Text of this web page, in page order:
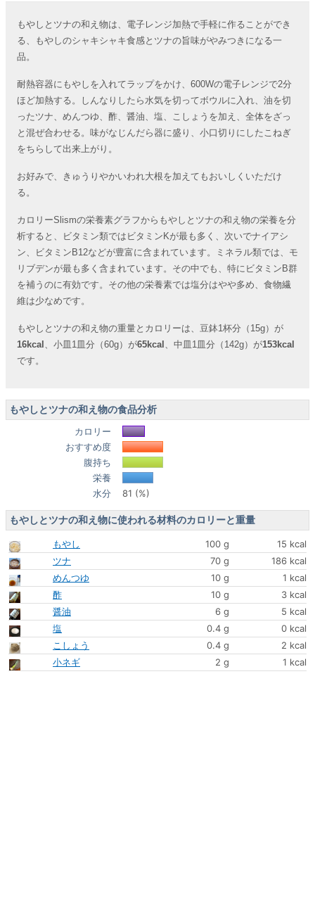
もやしとツナの和え物は、電子レンジ加熱で手軽に作ることができ
る、もやしのシャキシャキ食感とツナの旨味がやみつきになる一
品。
耐熱容器にもやしを入れてラップをかけ、600Wの電子レンジで2分
ほど加熱する。しんなりしたら水気を切ってボウルに入れ、油を切
ったツナ、めんつゆ、酢、醤油、塩、こしょうを加え、全体をざっ
と混ぜ合わせる。味がなじんだら器に盛り、小口切りにしたこねぎ
をちらして出来上がり。
お好みで、きゅうりやかいわれ大根を加えてもおいしくいただけ
る。
カロリーSlismの栄養素グラフからもやしとツナの和え物の栄養を分
析すると、ビタミン類ではビタミンKが最も多く、次いでナイアシ
ン、ビタミンB12などが豊富に含まれています。ミネラル類では、モ
リブデンが最も多く含まれています。その中でも、特にビタミンB群
を補うのに有効です。その他の栄養素では塩分はやや多め、食物繊
維は少なめです。
もやしとツナの和え物の重量とカロリーは、豆鉢1杯分（15g）が
16kcal 、小皿1皿分（60g）が65kcal 、中皿1皿分（142g）が153kcal
です。
もやしとツナの和え物の食品分析
カロリー
おすすめ度
腹持ち
栄養
水分
81 (%)
もやしとツナの和え物に使われる材料のカロリーと重量
もやし 100 g
15 kcal
ツナ
70 g
186 kcal
めんつゆ
10 g
1 kcal
酢
10 g
3 kcal
醤油
6 g
5 kcal
塩
0.4 g
0 kcal
こしょう
0.4 g
2 kcal
小ネギ
2 g 1 kcal